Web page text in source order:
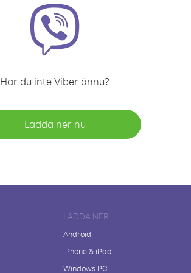
Har du inte Viber ännu?
Ladda ner nu
LADDA NER
Android
iPhone & iPad
Windows PC